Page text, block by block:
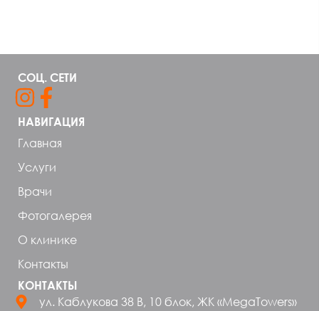
НАВИГАЦИЯ
Главная
Услуги
Врачи
Фотогалерея
О клинике
Контакты
КОНТАКТЫ
ул. Каблукова 38 В, 10 блок, ЖК «MegaTowers»
СОЦ. СЕТИ